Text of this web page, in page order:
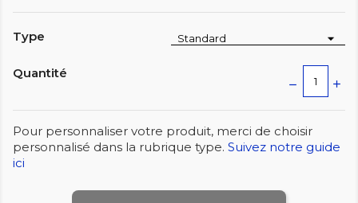
Type
Quantité
Pour personnaliser votre produit, merci de choisir
personnalisé dans la rubrique type. Suivez notre guide
ici